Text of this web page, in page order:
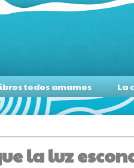
todos amamos La
la luz